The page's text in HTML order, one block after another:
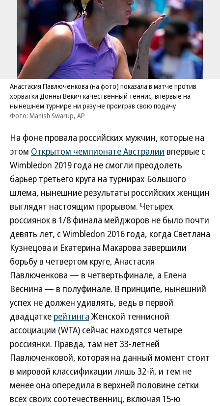
Анастасия Павлюченкова (на фото) показала в матче против
хорватки Донны Векич качественный теннис, впервые на
нынешнем турнире ни разу не проиграв свою подачу
Фото: Manish Swarup, AP
На фоне провала российских мужчин, которые на
этом Открытом чемпионате Австралии впервые с
Wimbledon 2019 года не смогли преодолеть
барьер третьего круга на турнирах Большого
шлема, нынешние результаты российских женщин
выглядят настоящим прорывом. Четырех
россиянок в 1/8 финала мейджоров не было почти
девять лет, с Wimbledon 2016 года, когда Светлана
Кузнецова и Екатерина Макарова завершили
борьбу в четвертом круге, Анастасия
Павлюченкова — в четвертьфинале, а Елена
Веснина — в полуфинале. В принципе, нынешний
успех не должен удивлять, ведь в первой
двадцатке рейтинга Женской теннисной
ассоциации (WTA) сейчас находятся четыре
россиянки. Правда, там нет 33-летней
Павлюченковой, которая на данный момент стоит
в мировой классификации лишь 32-й, и тем не
менее она опередила в верхней половине сетки
всех своих соотечественниц, включая 15-ю